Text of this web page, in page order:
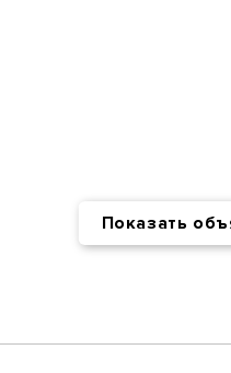
Показать